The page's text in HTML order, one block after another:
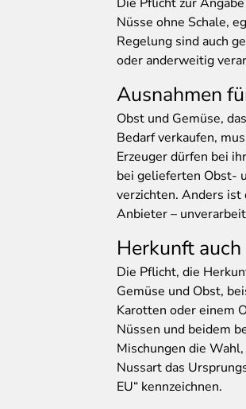
Nüsse ohne Schale,
Regelung sind auch
oder anderweitig
Ausnahmen
Obst und Gemüse,
Bedarf verkaufen,
Erzeuger dürfen bei
bei gelieferten Obst-
verzichten. Anders ist
Anbieter –
Herkunft
Die Pflicht, die
Gemüse und Obst,
Karotten oder einem
Nüssen und beidem
Mischungen die
Nussart das
EU“ kennzeichnen.